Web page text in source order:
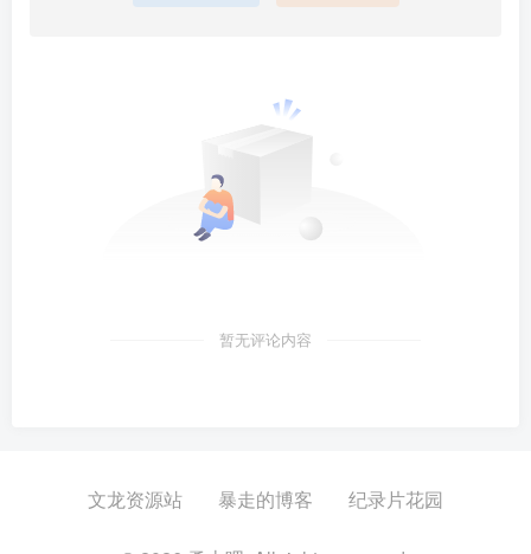
暂无评论内容
文龙资源站 暴走的博客 纪录片花园